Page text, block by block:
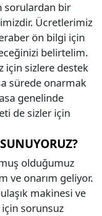
sorulardan bir
Ücretlerimiz
ön bilgi için
belirtelim.
için sizlere destek
sürede onarmak
genelinde
de sizler için
olduğumuz
ve onarım geliyor.
makinesi ve
için sorunsuz